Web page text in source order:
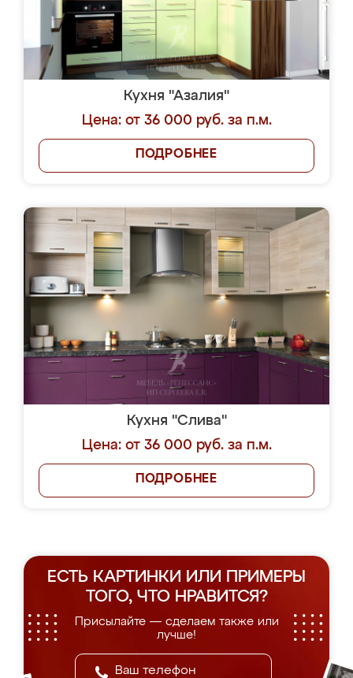
Кухня "Азалия"
Цена: от 36 000 руб. за п.м.
ПОДРОБНЕЕ
Кухня "Слива"
Цена: от 36 000 руб. за п.м.
ПОДРОБНЕЕ
ЕСТЬ КАРТИНКИ ИЛИ ПРИМЕРЫ
ТОГО, ЧТО НРАВИТСЯ?
Присылайте — сделаем также или
лучше!